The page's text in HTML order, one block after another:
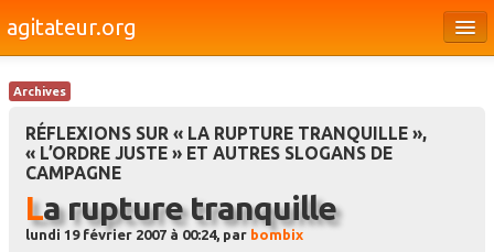
agitateur.org
Société
Culture
Médias
Archives
RÉFLEXIONS SUR « LA RUPTURE TRANQUILLE »,
« L’ORDRE JUSTE » ET AUTRES SLOGANS DE
CAMPAGNE
La rupture tranquille
lundi 19 février 2007 à 00:24, par bombix